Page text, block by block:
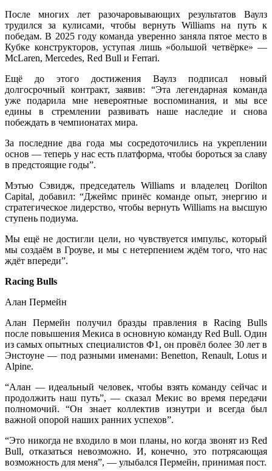
После многих лет разочаровывающих результатов Ваулз
трудился за кулисами, чтобы вернуть Williams на путь к
победам. В 2025 году команда уверенно заняла пятое место в
Кубке конструкторов, уступая лишь «большой четвёрке» —
McLaren, Mercedes, Red Bull и Ferrari.
Ещё до этого достижения Ваулз подписал новый
долгосрочный контракт, заявив: “Эта легендарная команда
уже подарила мне невероятные воспоминания, и мы все
едины в стремлении развивать наше наследие и снова
побеждать в чемпионатах мира.
За последние два года мы сосредоточились на укреплении
основ — теперь у нас есть платформа, чтобы бороться за славу
в предстоящие годы”.
Мэтью Сэвидж, председатель Williams и владелец Dorilton
Capital, добавил: “Джеймс принёс команде опыт, энергию и
стратегическое лидерство, чтобы вернуть Williams на высшую
ступень подиума.
Мы ещё не достигли цели, но чувствуется импульс, который
мы создаём в Гроуве, и мы с нетерпением ждём того, что нас
ждёт впереди”.
Racing Bulls
Алан Пермейн
Алан Пермейн получил бразды правления в Racing Bulls
после повышения Мекиса в основную команду Red Bull. Один
из самых опытных специалистов Ф1, он провёл более 30 лет в
Энстоуне — под разными именами: Benetton, Renault, Lotus и
Alpine.
“Алан — идеальный человек, чтобы взять команду сейчас и
продолжить наш путь”, — сказал Мекис во время передачи
полномочий. “Он знает коллектив изнутри и всегда был
важной опорой наших ранних успехов”.
“Это никогда не входило в мои планы, но когда звонят из Red
Bull, отказаться невозможно. И, конечно, это потрясающая
возможность для меня”, — улыбался Пермейн, принимая пост.